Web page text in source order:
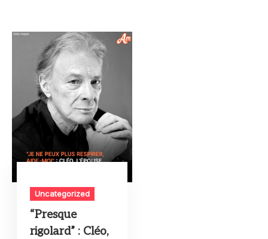
Uncategorized
“Presque
rigolard” : Cléo,